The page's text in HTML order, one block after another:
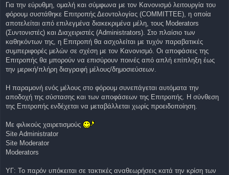
η
δ
η
μ
ο
σ
ί
ε
υ
σ
η
Για την εύρυθμη, ομαλή και σύμφωνα με τον Κανονισμό λειτουργία του
φόρουμ συστάθηκε Επιτροπής Δεοντολογίας (COMMITTEE), η οποία
αποτελείται από επιλεγμένα διακεκριμένα μέλη, τους Moderators
(Συντονιστές) και Διαχειριστές (Administrators). Στο πλαίσιο των
καθηκόντων της, η Επιτροπή θα ασχολείται με τυχόν παραβατικές
συμπεριφορές μελών σε σχέση με τον Κανονισμό. Οι αποφάσεις της
Επιτροπής θα μπορούν να επισύρουν ποινές από απλή επίπληξη έως
την μερική/πλήρη διαγραφή μέλους/δημοσιεύσεων.
Η παραμονή ενός μέλους στο φόρουμ συνεπάγεται αυτόματα την
αποδοχή της σύστασης και των αποφάσεων της Επιτροπής. Η σύνθεση
της Επιτροπής ενδέχεται να μεταβάλλεται χωρίς προειδοποίηση.
Με φιλικούς χαιρετισμούς
Site Administrator
Site Moderator
Moderators
ΥΓ: Το παρόν υπόκειται σε τακτικές αναθεωρήσεις κατά την κρίση των